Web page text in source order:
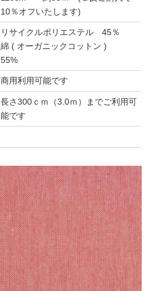
10％オフいたします)
リサイクルポリエステル 45％
綿 ( オーガニックコットン )
55%
商用利用可能です
長さ300ｃｍ（3.0ｍ）までご利用可
能です